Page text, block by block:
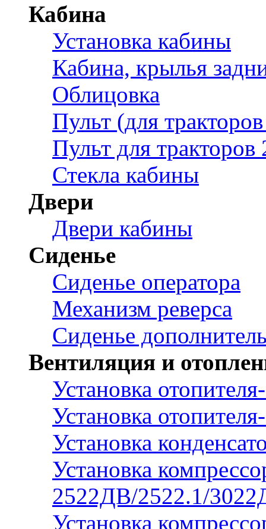
Кабина
Установка кабины
Кабина, крылья
Облицовка
Пульт (для
Пульт для
Стекла кабины
Двери
Двери кабины
Сиденье
Сиденье оператора
Механизм реверса
Сиденье
Вентиляция и
Установка
Установка
Установка
Установка
2522ДВ/2522.1/
Установка